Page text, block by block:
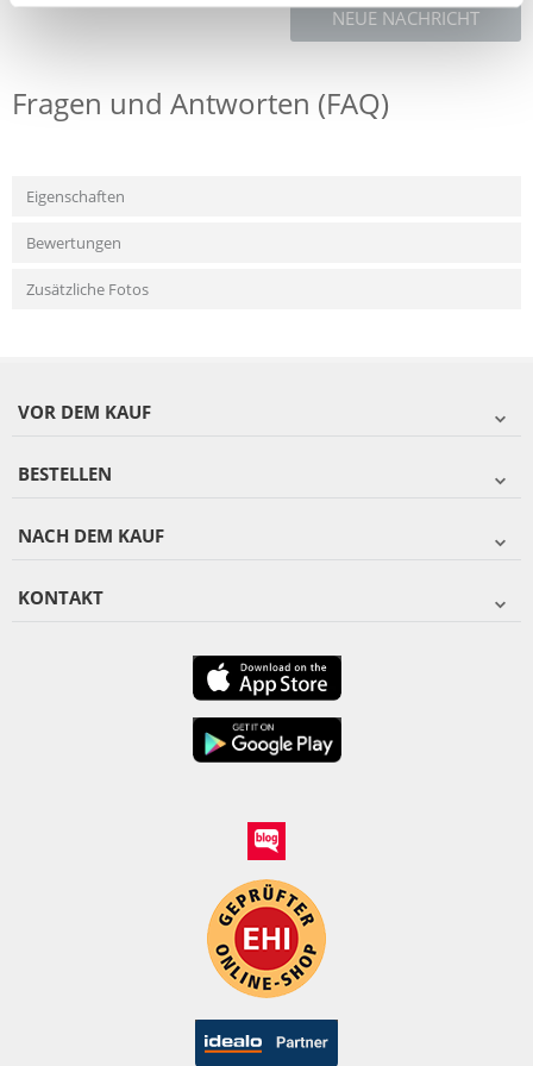
NEUE NACHRICHT
Fragen und Antworten (FAQ)
Eigenschaften
Bewertungen
Zusätzliche Fotos
VOR DEM KAUF
BESTELLEN
NACH DEM KAUF
KONTAKT